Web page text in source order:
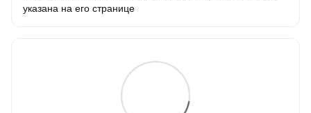
указана на его странице